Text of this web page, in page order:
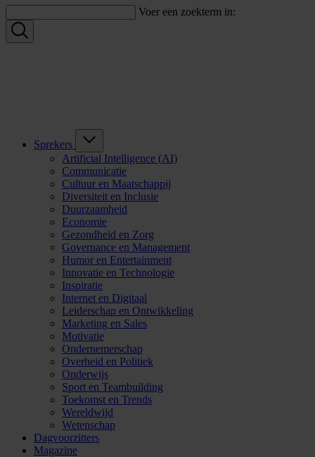
Voer een zoekterm in:
Sprekers
Artificial Intelligence (AI)
Communicatie
Cultuur en Maatschappij
Diversiteit en Inclusie
Duurzaamheid
Economie
Gezondheid en Zorg
Governance en Management
Humor en Entertainment
Innovatie en Technologie
Inspiratie
Internet en Digitaal
Leiderschap en Ontwikkeling
Marketing en Sales
Motivatie
Ondernemerschap
Overheid en Politiek
Onderwijs
Sport en Teambuilding
Toekomst en Trends
Wereldwijd
Wetenschap
Dagvoorzitters
Magazine